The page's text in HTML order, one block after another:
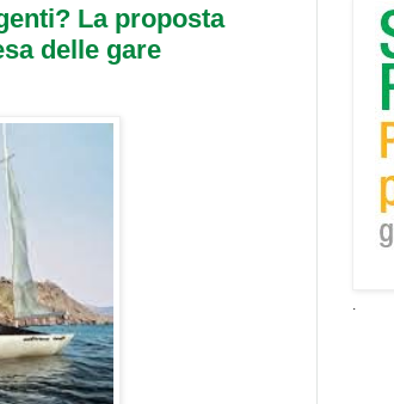
La proposta
delle gare